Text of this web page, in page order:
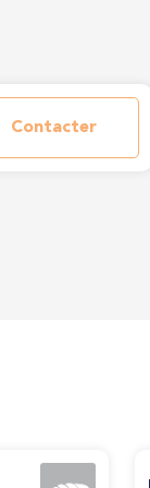
Contacter